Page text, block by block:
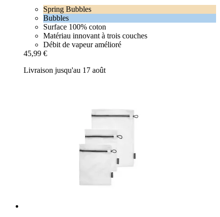
Spring Bubbles
Bubbles
Surface 100% coton
Matériau innovant à trois couches
Débit de vapeur amélioré
45,99 €
Livraison jusqu'au 17 août